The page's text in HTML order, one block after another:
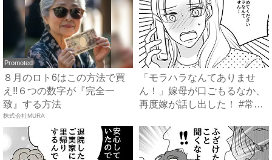
Promoted
８月のロト6はこの方法で買
え!!６つの数字が『完全一
致』する方法
株式会社MURA
「モラハラなんてありませ
ん！」嫁母が口ごもるなか、
再度嫁が話し出した！ #常識